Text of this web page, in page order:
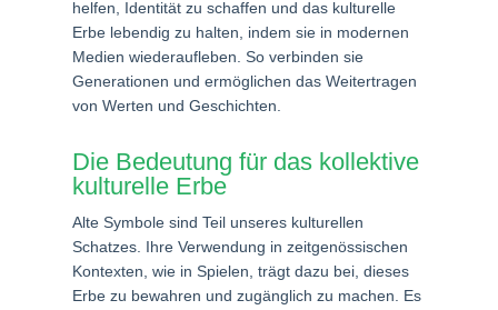
helfen, Identität zu schaffen und das kulturelle
Erbe lebendig zu halten, indem sie in modernen
Medien wiederaufleben. So verbinden sie
Generationen und ermöglichen das Weitertragen
von Werten und Geschichten.
Die Bedeutung für das kollektive
kulturelle Erbe
Alte Symbole sind Teil unseres kulturellen
Schatzes. Ihre Verwendung in zeitgenössischen
Kontexten, wie in Spielen, trägt dazu bei, dieses
Erbe zu bewahren und zugänglich zu machen. Es